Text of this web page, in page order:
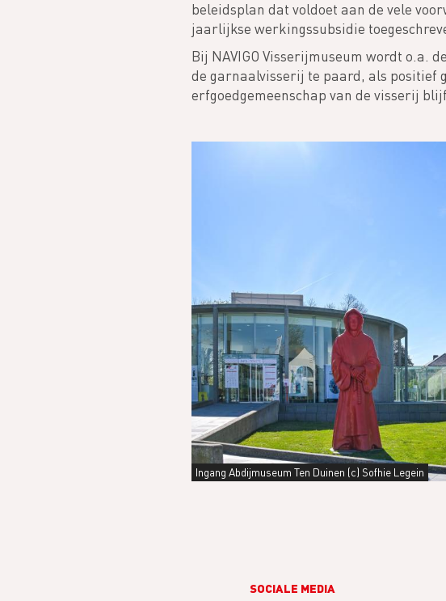
beleidsplan dat voldoet aan de vele
jaarlijkse werkingssubsidie
Bij NAVIGO Visserijmuseum wordt o.a.
de garnaalvisserij te paard, als positief
erfgoedgemeenschap van de visserij
Ingang Abdijmuseum Ten Duinen (c) Sofhie Legein
SOCIALE MEDIA